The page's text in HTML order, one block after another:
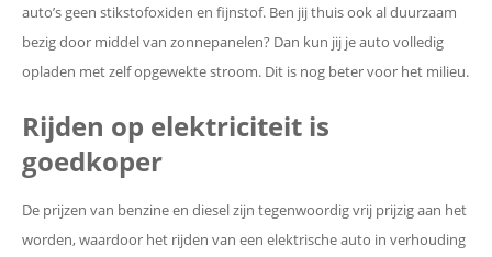
auto’s geen stikstofoxiden en fijnstof. Ben jij thuis ook al duurzaam
bezig door middel van zonnepanelen? Dan kun jij je auto volledig
opladen met zelf opgewekte stroom. Dit is nog beter voor het milieu.
Rijden op elektriciteit is
goedkoper
De prijzen van benzine en diesel zijn tegenwoordig vrij prijzig aan het
worden, waardoor het rijden van een elektrische auto in verhouding